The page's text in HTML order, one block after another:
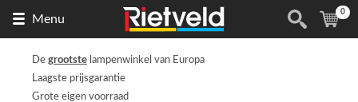
Menu
de
(
0
De grootste lampenwinkel van Europa
Laagste prijsgarantie
Grote eigen voorraad